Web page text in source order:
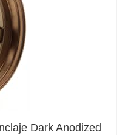
Dark Anodized